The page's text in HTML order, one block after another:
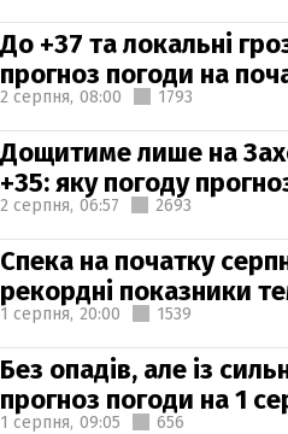
До +37 та локальні
прогноз погоди на
2 серпня, 08:00 1793
Дощитиме лише на
+35: яку погоду
2 серпня, 06:57 2693
Спека на початку
рекордні показники
1 серпня, 20:00 1539
Без опадів, але із
прогноз погоди на 1
1 серпня, 09:05 656